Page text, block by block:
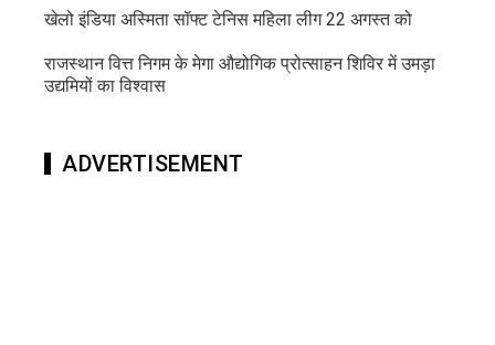
खेलो इंडिया अस्मिता सॉफ्ट टेनिस महिला लीग 22 अगस्त को
राजस्थान वित्त निगम के मेगा औद्योगिक प्रोत्साहन शिविर में उमड़ा
उद्यमियों का विश्वास
ADVERTISEMENT